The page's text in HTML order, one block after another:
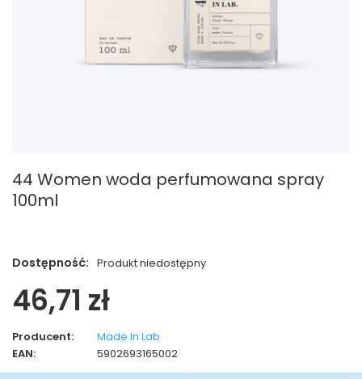
44 Women woda perfumowana spray
100ml
Dostępność: Produkt niedostępny
46,71 zł
Producent:
Made In Lab
EAN:
5902693165002